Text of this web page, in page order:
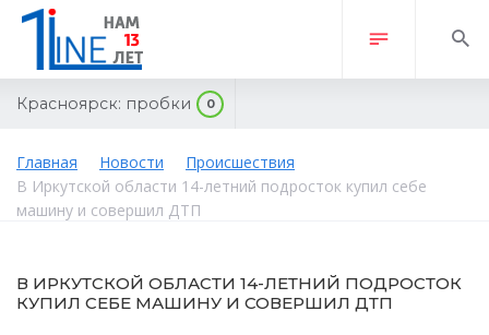
Красноярск: пробки 0
Главная Новости
Происшествия
В Иркутской области 14-летний подросток купил себе
машину и совершил ДТП
В ИРКУТСКОЙ ОБЛАСТИ 14-ЛЕТНИЙ ПОДРОСТОК
КУПИЛ СЕБЕ МАШИНУ И СОВЕРШИЛ ДТП